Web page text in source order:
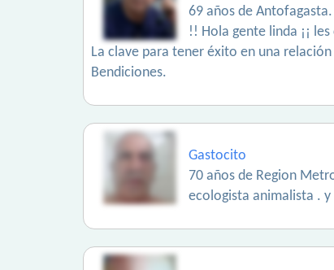
69 años de Antofagasta.
!! Hola gente linda ¡¡
La clave para tener éxito en una
Bendiciones.
Gastocito
70 años de Region
ecologista animalista .